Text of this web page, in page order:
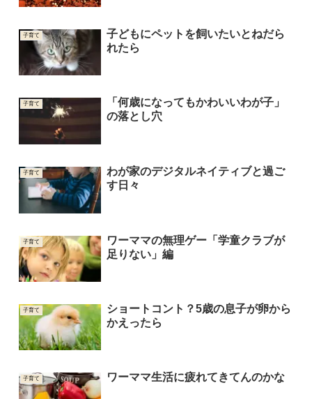
子育て
子どもにペットを飼いたいとねだら
れたら
子育て
「何歳になってもかわいいわが子」
の落とし穴
子育て
わが家のデジタルネイティブと過ご
す日々
子育て
ワーママの無理ゲー「学童クラブが
足りない」編
子育て
ショートコント？5歳の息子が卵から
かえったら
子育て ワーママ生活に疲れてきてんのかな